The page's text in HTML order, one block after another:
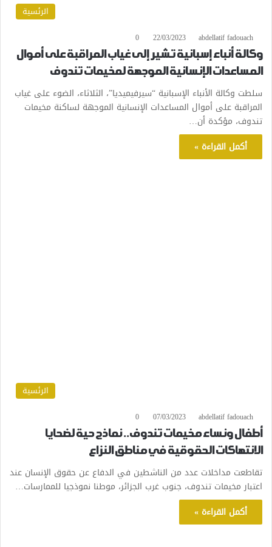
الرئسية
abdellatif fadouach
22/03/2023
0
وكالة أنباء إسبانية تشير إلى غياب المراقبة على أموال
المساعدات الإنسانية الموجهة لمخيمات تندوف
سلطت وكالة الأنباء الإسبانية “سيرفيميديا”، الثلاثاء، الضوء على غياب
المراقبة على أموال المساعدات الإنسانية الموجهة لساكنة مخيمات
تندوف، مؤكدة أن…
أكمل القراءة »
الرئسية
abdellatif fadouach
07/03/2023
0
أطفال ونساء مخيمات تندوف.. نماذج حية لضحايا
الانتهاكات الحقوقية في مناطق النزاع
تقاطعت مداخلات عدد من الناشطين في الدفاع عن حقوق الإنسان عند
اعتبار مخيمات تندوف، جنوب غرب الجزائر، موطنا نموذجيا للممارسات…
أكمل القراءة »